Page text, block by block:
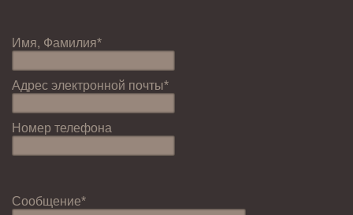
Имя, Фамилия*
Адрес электронной почты*
Номер телефона
Cообщение*